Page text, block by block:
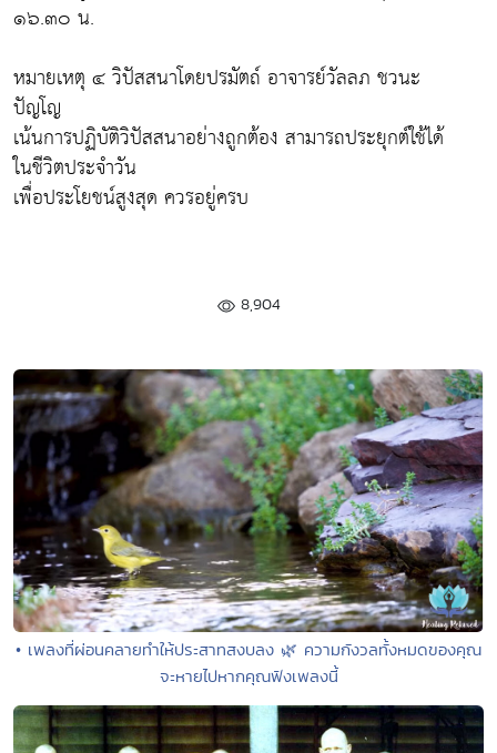
๑๖.๓๐ น.
หมายเหตุ ๔ วิปัสสนาโดยปรมัตถ์ อาจารย์วัลลภ ชวนะ
ปัญโญ
เน้นการปฏิบัติวิปัสสนาอย่างถูกต้อง สามารถประยุกต์ใช้ได้
ในชีวิตประจำวัน
เพื่อประโยชน์สูงสุด ควรอยู่ครบ
8,904
• เพลงที่ผ่อนคลายทำให้ประสาทสงบลง 🌿 ความกังวลทั้งหมดของคุณ
จะหายไปหากคุณฟังเพลงนี้